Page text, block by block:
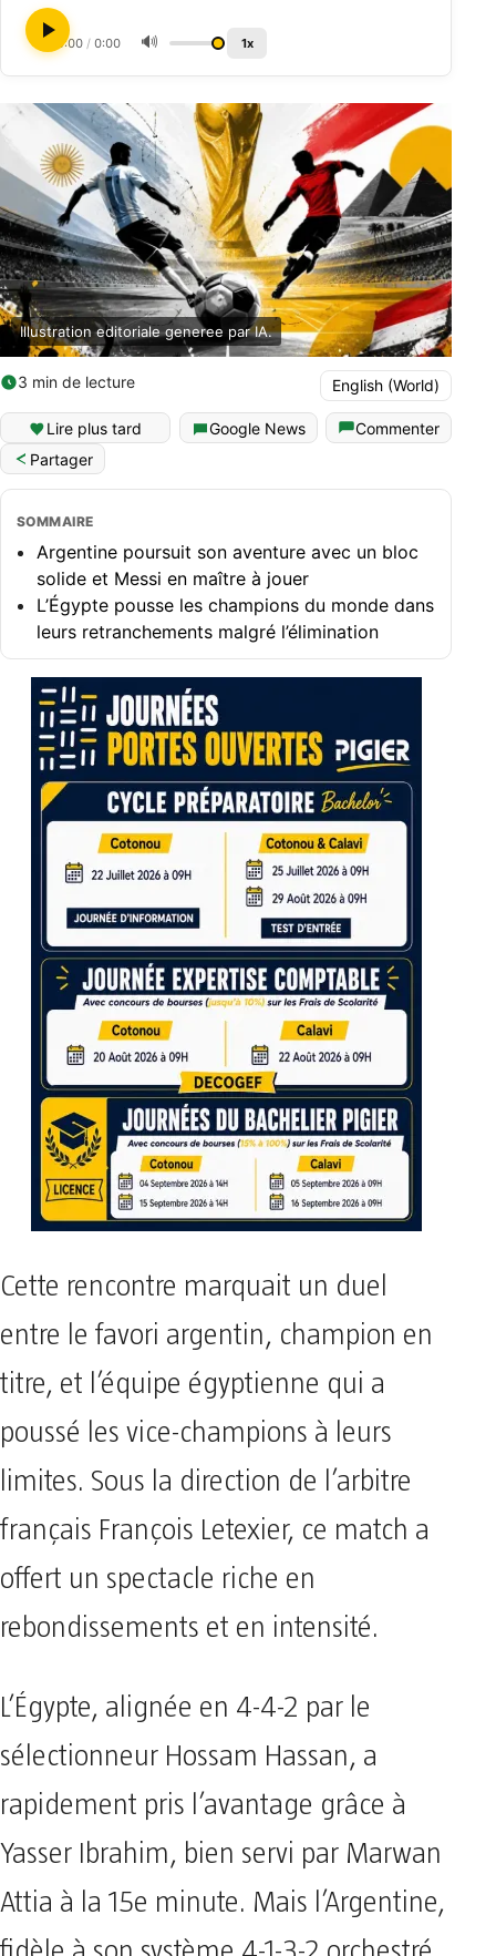
0:00 / 0:00 🔊 1x
Illustration editoriale generee par IA.
3 min de lecture English (World)
Lire plus tard Google News
Commenter
Partager
SOMMAIRE
Argentine poursuit son aventure avec un bloc
solide et Messi en maître à jouer
L’Égypte pousse les champions du monde dans
leurs retranchements malgré l’élimination
Cette rencontre marquait un duel
entre le favori argentin, champion en
titre, et l’équipe égyptienne qui a
poussé les vice-champions à leurs
limites. Sous la direction de l’arbitre
français François Letexier, ce match a
offert un spectacle riche en
rebondissements et en intensité.
L’Égypte, alignée en 4-4-2 par le
sélectionneur Hossam Hassan, a
rapidement pris l’avantage grâce à
Yasser Ibrahim, bien servi par Marwan
Attia à la 15e minute. Mais l’Argentine,